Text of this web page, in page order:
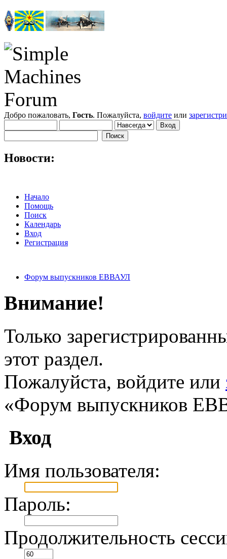
Добро пожаловать, Гость. Пожалуйста, войдите или
Новости:
Начало
Помощь
Поиск
Календарь
Вход
Регистрация
Форум выпускников ЕВВАУЛ
Внимание!
Только
этот раздел.
Пожалуйста, войдите или
«Форум выпускников
Вход
Имя пользователя:
Пароль:
Продолжительность